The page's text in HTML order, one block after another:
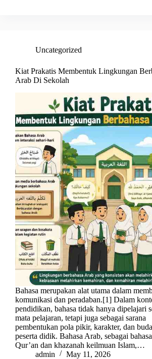
Uncategorized
Kiat Prakatis Membentuk Lingkungan
Arab Di Sekolah
Bahasa merupakan alat utama dalam
komunikasi dan peradaban.[1] Dalam
pendidikan, bahasa tidak hanya dipelajari
mata pelajaran, tetapi juga sebagai sarana
pembentukan pola pikir, karakter, dan
peserta didik. Bahasa Arab, sebagai
Qur’an dan khazanah keilmuan Islam,…
admin
May 11, 2026